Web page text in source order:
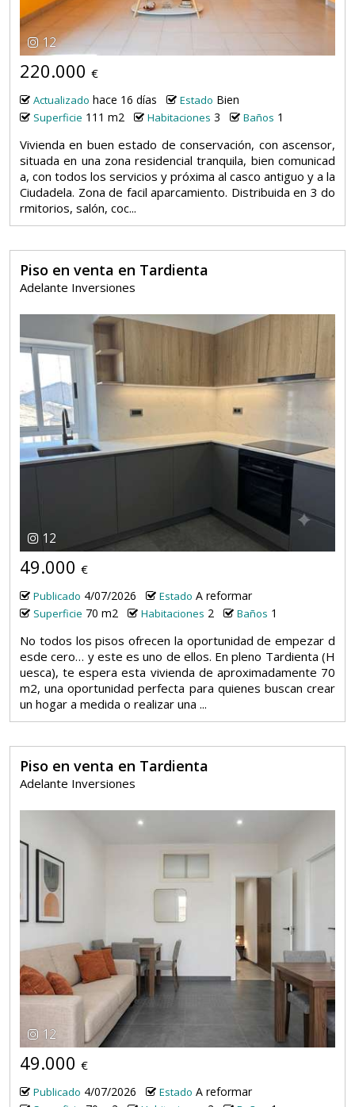
12
220.000 €
Actualizado hace 16 días Estado Bien
Superficie 111 m2 Habitaciones 3 Baños 1
Vivienda en buen estado de conservación, con ascensor,
situada en una zona residencial tranquila, bien comunicad
a, con todos los servicios y próxima al casco antiguo y a la
Ciudadela. Zona de facil aparcamiento. Distribuida en 3 do
rmitorios, salón, coc...
Piso en venta en Tardienta
Adelante Inversiones
12
49.000 €
Publicado 4/07/2026 Estado A reformar
Superficie 70 m2 Habitaciones 2 Baños 1
No todos los pisos ofrecen la oportunidad de empezar d
esde cero… y este es uno de ellos. En pleno Tardienta (H
uesca), te espera esta vivienda de aproximadamente 70
m2, una oportunidad perfecta para quienes buscan crear
un hogar a medida o realizar una ...
Piso en venta en Tardienta
Adelante Inversiones
12
49.000 €
Publicado 4/07/2026 Estado A reformar